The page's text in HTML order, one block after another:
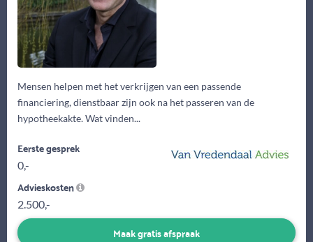
Mensen helpen met het verkrijgen van een passende
financiering, dienstbaar zijn ook na het passeren van de
hypotheekakte. Wat vinden...
Eerste gesprek
0,-
Advieskosten
2.500,-
Maak gratis afspraak